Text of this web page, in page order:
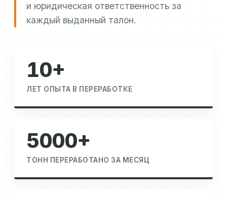
и юридическая ответственность за
каждый выданный талон.
10+
ЛЕТ ОПЫТА В ПЕРЕРАБОТКЕ
5000+
ТОНН ПЕРЕРАБОТАНО ЗА МЕСЯЦ